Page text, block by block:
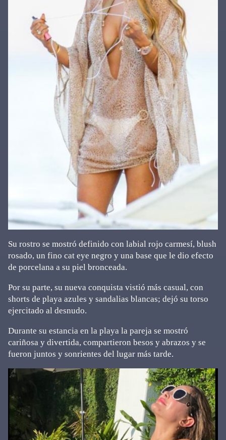
Su rostro se mostró definido con labial rojo carmesí, blush
rosado, un fino cat eye negro y una base que le dio efecto
de porcelana a su piel bronceada.
Por su parte, su nueva conquista vistió más casual, con
shorts de playa azules y sandalias blancas; dejó su torso
ejercitado al desnudo.
Durante su estancia en la playa la pareja se mostró
cariñosa y divertida, compartieron besos y abrazos y se
fueron juntos y sonrientes del lugar más tarde.